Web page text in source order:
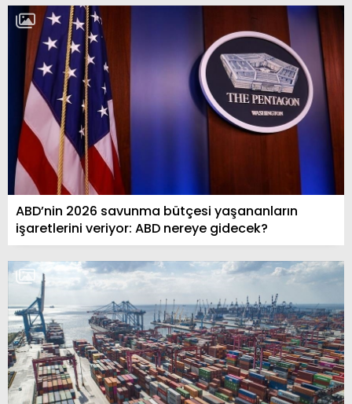
ABD’nin 2026 savunma bütçesi yaşananların
işaretlerini veriyor: ABD nereye gidecek?